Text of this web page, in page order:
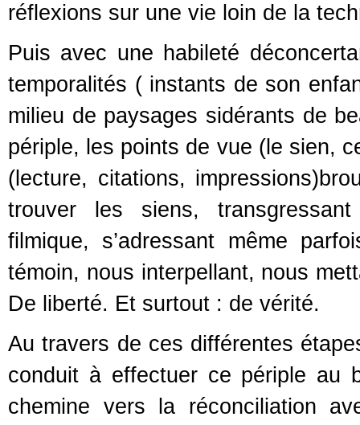
réflexions sur une vie loin de la
Puis avec une habileté
temporalités ( instants de son
milieu de paysages sidérants de
périple, les points de vue (le sien,
(lecture, citations,
trouver les siens,
filmique, s’adressant même
témoin, nous interpellant, nous
De liberté. Et surtout : de vérité.
Au travers de ces différentes
conduit à effectuer ce périple au
chemine vers la réconciliation